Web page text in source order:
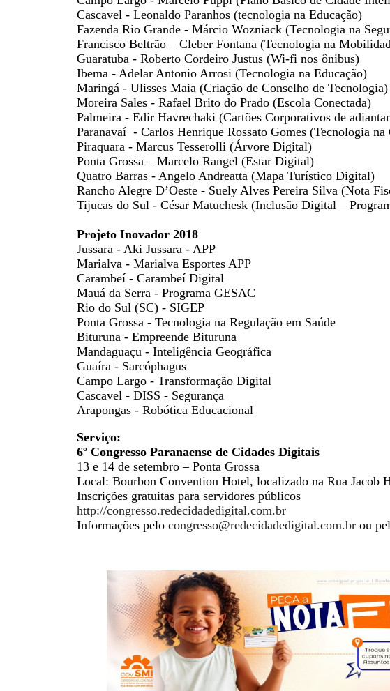
Cascavel - Leonaldo Paranhos (tecnologia na Educação)
Fazenda Rio Grande - Márcio Wozniack (Tecnologia na
Francisco Beltrão – Cleber Fontana (Tecnologia na
Guaratuba - Roberto Cordeiro Justus (Wi-fi nos ônibus)
Ibema - Adelar Antonio Arrosi (Tecnologia na Educação)
Maringá - Ulisses Maia (Criação de Conselho de Tecnologia)
Moreira Sales - Rafael Brito do Prado (Escola Conectada)
Palmeira - Edir Havrechaki (Cartões Corporativos de
Paranavaí - Carlos Henrique Rossato Gomes (Tecnologia na
Piraquara - Marcus Tesserolli (Árvore Digital)
Ponta Grossa – Marcelo Rangel (Estar Digital)
Quatro Barras - Angelo Andreatta (Mapa Turístico Digital)
Rancho Alegre D’Oeste - Suely Alves Pereira Silva (Nota
Tijucas do Sul - César Matuchesk (Inclusão Digital –
Projeto Inovador 2018
Jussara - Aki Jussara - APP
Marialva - Marialva Esportes APP
Carambeí - Carambeí Digital
Mauá da Serra - Programa GESAC
Rio do Sul (SC) - SIGEP
Ponta Grossa - Tecnologia na Regulação em Saúde
Bituruna - Empreende Bituruna
Mandaguaçu - Inteligência Geográfica
Guaíra - Sarcóphagus
Campo Largo - Transformação Digital
Cascavel - DISS - Segurança
Arapongas - Robótica Educacional
Serviço:
6º Congresso Paranaense de Cidades Digitais
13 e 14 de setembro – Ponta Grossa
Local: Bourbon Convention Hotel, localizado na Rua Jacob
Inscrições gratuitas para servidores públicos
http://congresso.redecidadedigital.com.br
Informações pelo congresso@redecidadedigital.com.brou